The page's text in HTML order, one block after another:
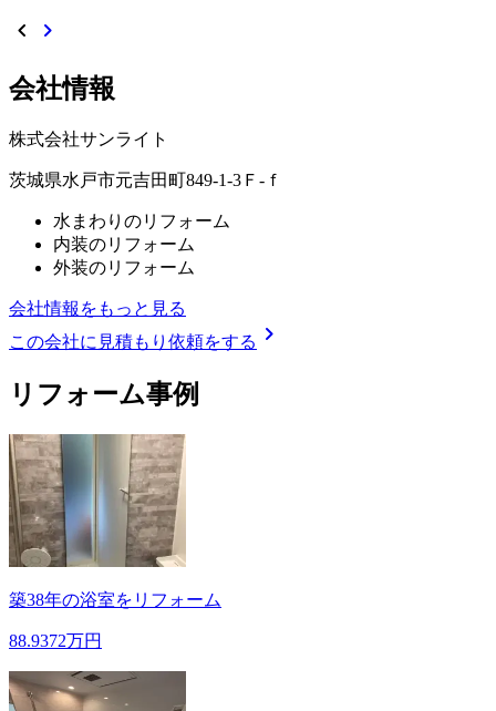
chevron_left chevron_right
会社情報
株式会社サンライト
茨城県水戸市元吉田町849-1-3Ｆ-ｆ
水まわりのリフォーム
内装のリフォーム
外装のリフォーム
会社情報をもっと見る
この会社に見積もり依頼をする chevron_right
リフォーム事例
築38年の浴室をリフォーム
88.9372万円